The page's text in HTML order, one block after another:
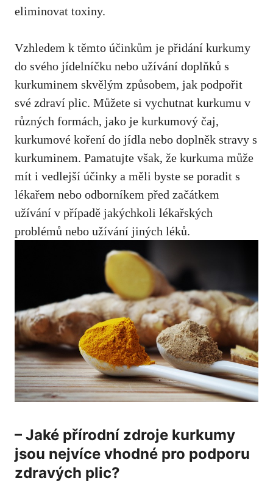
eliminovat toxiny.
Vzhledem k těmto účinkům je přidání kurkumy
do svého jídelníčku nebo užívání doplňků s
kurkuminem skvělým způsobem, jak podpořit
své zdraví plic. Můžete si vychutnat kurkumu v
různých formách, jako je kurkumový čaj,
kurkumové koření ⁣do jídla nebo​ doplněk stravy s
kurkuminem. Pamatujte však, že⁢ kurkuma může
mít i ⁣vedlejší účinky a měli byste ‌se poradit s
lékařem nebo odborníkem před začátkem
užívání v případě jakýchkoli lékařských
problémů nebo užívání jiných léků.
– Jaké přírodní zdroje kurkumy
jsou nejvíce⁢ vhodné pro podporu
⁢zdravých plic?